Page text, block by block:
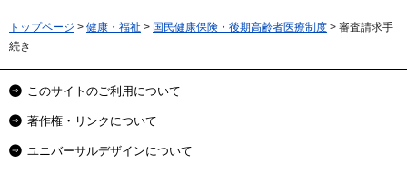
トップページ > 健康・福祉 > 国民健康保険・後期高齢者医療制度 > 審査請求手
続き
このサイトのご利用について
著作権・リンクについて
ユニバーサルデザインについて